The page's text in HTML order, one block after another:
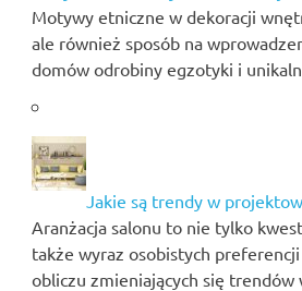
Motywy etniczne w dekoracji
ale również sposób na
domów odrobiny egzotyki i
Jakie są trendy w
Aranżacja salonu to nie tylko
także wyraz osobistych
obliczu zmieniających się trendów